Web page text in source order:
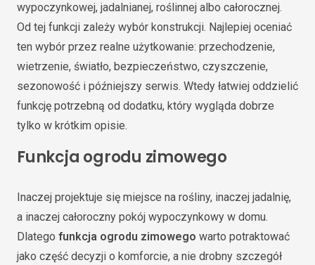
wypoczynkowej, jadalnianej, roślinnej albo całorocznej.
Od tej funkcji zależy wybór konstrukcji. Najlepiej oceniać
ten wybór przez realne użytkowanie: przechodzenie,
wietrzenie, światło, bezpieczeństwo, czyszczenie,
sezonowość i późniejszy serwis. Wtedy łatwiej oddzielić
funkcję potrzebną od dodatku, który wygląda dobrze
tylko w krótkim opisie.
Funkcja ogrodu zimowego
Inaczej projektuje się miejsce na rośliny, inaczej jadalnię,
a inaczej całoroczny pokój wypoczynkowy w domu.
Dlatego funkcja ogrodu zimowego warto potraktować
jako część decyzji o komforcie, a nie drobny szczegół